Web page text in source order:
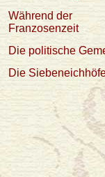
Während der
Franzosenzeit
Die politische
Die